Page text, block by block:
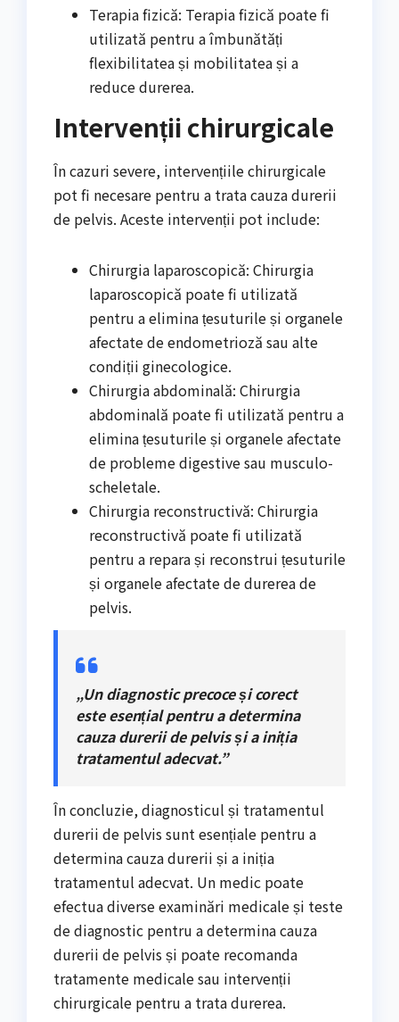
Terapia fizică: Terapia fizică poate fi
utilizată pentru a îmbunătăți
flexibilitatea și mobilitatea și a
reduce durerea.
Intervenții chirurgicale
În cazuri severe, intervențiile chirurgicale
pot fi necesare pentru a trata cauza durerii
de pelvis. Aceste intervenții pot include:
Chirurgia laparoscopică: Chirurgia
laparoscopică poate fi utilizată
pentru a elimina țesuturile și organele
afectate de endometrioză sau alte
condiții ginecologice.
Chirurgia abdominală: Chirurgia
abdominală poate fi utilizată pentru a
elimina țesuturile și organele afectate
de probleme digestive sau musculo-
scheletale.
Chirurgia reconstructivă: Chirurgia
reconstructivă poate fi utilizată
pentru a repara și reconstrui țesuturile
și organele afectate de durerea de
pelvis.
„Un diagnostic precoce și corect
este esențial pentru a determina
cauza durerii de pelvis și a iniția
tratamentul adecvat.”
În concluzie, diagnosticul și tratamentul
durerii de pelvis sunt esențiale pentru a
determina cauza durerii și a iniția
tratamentul adecvat. Un medic poate
efectua diverse examinări medicale și teste
de diagnostic pentru a determina cauza
durerii de pelvis și poate recomanda
tratamente medicale sau intervenții
chirurgicale pentru a trata durerea.